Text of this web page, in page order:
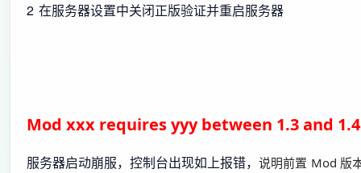
2 在服务器设置中关闭正版验证并重启服务器
Mod xxx requires yyy between 1.3 and 1.4
服务器启动崩服，控制台出现如上报错， 说明前置 Mod 版